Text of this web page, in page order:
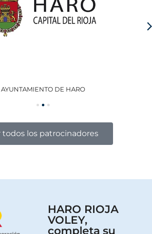
AYUNTAMIENTO DE HARO
todos los patrocinadores
HARO RIOJA
VOLEY,
completa su